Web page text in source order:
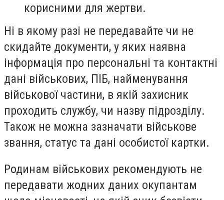
корисними для жертви.
Ні в якому разі не передавайте чи не
скидайте документи, у яких наявна
інформація про персональні та контактні
дані військових, ПІБ, найменування
військової частини, в якій захисник
проходить службу, чи назву підрозділу.
Також не можна зазначати військове
звання, статус та дані особистої картки.
Родинам військових рекомендують не
передавати жодних даних окупантам